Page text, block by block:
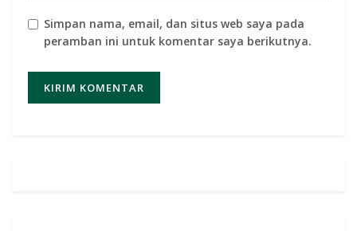
Simpan nama, email, dan situs web saya pada
peramban ini untuk komentar saya berikutnya.